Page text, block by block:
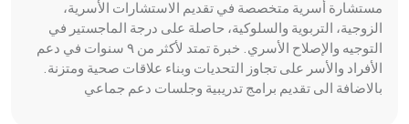
مستشارة أسرية متخصصة في تقديم الاستشارات الأسرية،
الزوجية، التربوية والسلوكية، حاصلة على درجة الماجستير في
التوجيه والإصلاح الأسري. خبرة تمتد لأكثر من ٩ سنوات في دعم
الأفراد والأسر على تجاوز التحديات وبناء علاقات صحية ومتزنة.
بالاضافة الى تقديم برامج تدريبية وجلسات دعم جماعي